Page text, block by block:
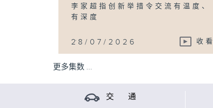
李家超指创新举措令交流有温度、
有深度
...
28/07/2026 收看
更多集数 ...
交 通